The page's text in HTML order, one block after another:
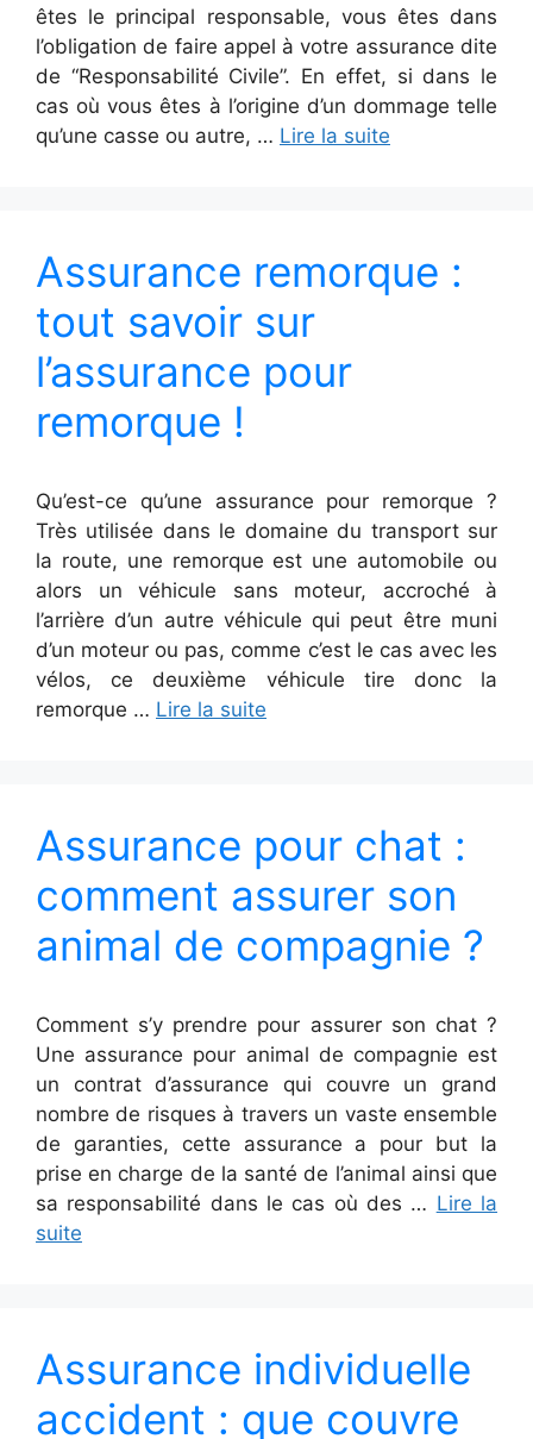
êtes le principal responsable, vous êtes dans
l’obligation de faire appel à votre assurance dite
de “Responsabilité Civile”. En effet, si dans le
cas où vous êtes à l’origine d’un dommage telle
qu’une casse ou autre, … Lire la suite
Assurance remorque :
tout savoir sur
l’assurance pour
remorque !
Qu’est-ce qu’une assurance pour remorque ?
Très utilisée dans le domaine du transport sur
la route, une remorque est une automobile ou
alors un véhicule sans moteur, accroché à
l’arrière d’un autre véhicule qui peut être muni
d’un moteur ou pas, comme c’est le cas avec les
vélos, ce deuxième véhicule tire donc la
remorque … Lire la suite
Assurance pour chat :
comment assurer son
animal de compagnie ?
Comment s’y prendre pour assurer son chat ?
Une assurance pour animal de compagnie est
un contrat d’assurance qui couvre un grand
nombre de risques à travers un vaste ensemble
de garanties, cette assurance a pour but la
prise en charge de la santé de l’animal ainsi que
sa responsabilité dans le cas où des … Lire la
suite
Assurance individuelle
accident : que couvre